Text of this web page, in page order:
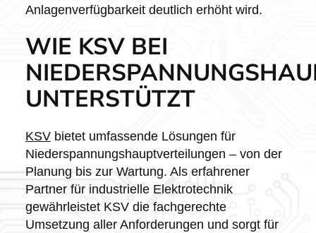
Anlagenverfügbarkeit deutlich erhöht wird.
WIE KSV BEI
UNTERSTÜTZT
KSVbietet umfassende Lösungen für
Niederspannungshauptverteilungen – von der
Planung bis zur Wartung. Als erfahrener
Partner für industrielle Elektrotechnik
gewährleistet KSV die fachgerechte
Umsetzung aller Anforderungen und sorgt für